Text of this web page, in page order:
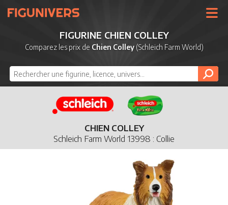
UNIVERS
LICENCES
NOUVEAUTÉS
DERNIERS AJOUTS
FIGURINE CHIEN COLLEY
Comparez les prix de Chien Colley(Schleich Farm World)
CHIEN COLLEY
Schleich Farm World 13998 : Collie